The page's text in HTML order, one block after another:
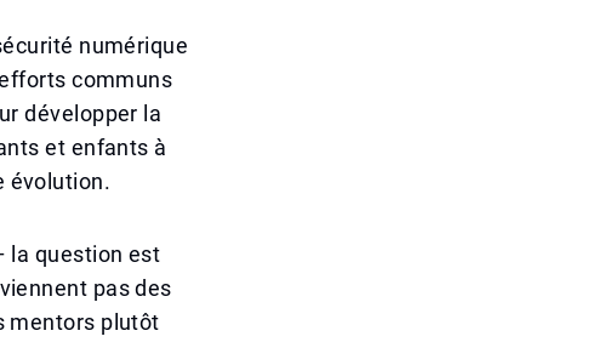
numérique
communs
développer la
et enfants à
évolution.
la question est
pas des
mentors plutôt